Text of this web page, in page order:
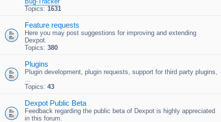
Topics: 1631
Feature requests
Here you may post suggestions for improving and extending
Dexpot.
Topics: 380
Plugins
Plugin development, plugin requests, support for third party plugins,
...
Topics: 43
Dexpot Public Beta
Feedback regarding the public beta of Dexpot is highly appreciated
in this forum.